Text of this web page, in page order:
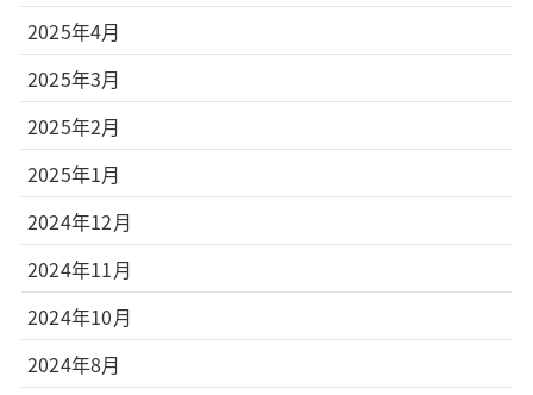
2025年4月
2025年3月
2025年2月
2025年1月
2024年12月
2024年11月
2024年10月
2024年8月